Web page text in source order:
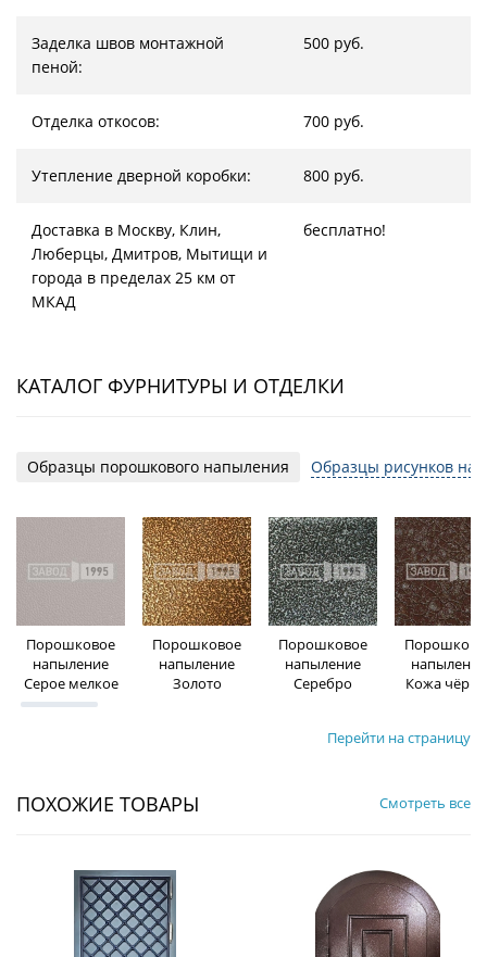
Заделка швов монтажной
пеной:
500 руб.
Отделка откосов: 700 руб.
Утепление дверной коробки: 800 руб.
Доставка в Москву, Клин,
Люберцы, Дмитров, Мытищи и
города в пределах 25 км от
МКАД
бесплатно!
КАТАЛОГ ФУРНИТУРЫ И ОТДЕЛКИ
Образцы порошкового напыления Образцы рисунков на
Порошковое
напыление
Серое мелкое
Порошковое
напыление
Золото
Порошковое
напыление
Серебро
напыление
Кожа
Перейти на страницу
ПОХОЖИЕ ТОВАРЫ Смотреть все